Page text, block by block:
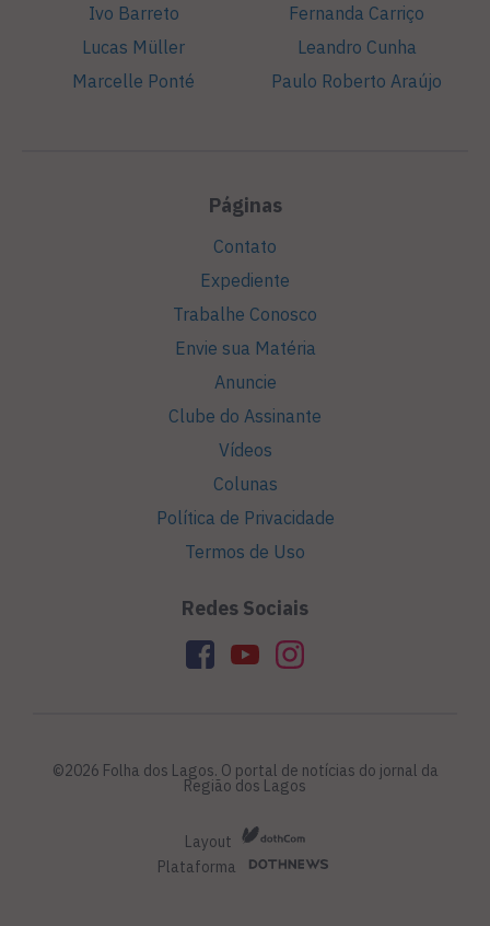
Ivo Barreto
Lucas Müller
Marcelle Ponté
Fernanda Carriço
Leandro Cunha
Paulo Roberto Araújo
Páginas
Contato
Expediente
Trabalhe Conosco
Envie sua Matéria
Anuncie
Clube do Assinante
Vídeos
Colunas
Política de Privacidade
Termos de Uso
Redes Sociais
©2026 Folha dos Lagos. O portal de notícias do jornal da
Região dos Lagos
Layout
Plataforma